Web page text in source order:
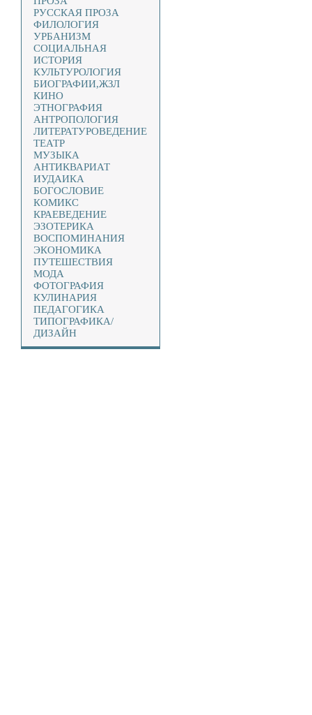
РУССКАЯ ПРОЗА
ФИЛОЛОГИЯ
УРБАНИЗМ
СОЦИАЛЬНАЯ
ИСТОРИЯ
КУЛЬТУРОЛОГИЯ
БИОГРАФИИ,ЖЗЛ
КИНО
ЭТНОГРАФИЯ
АНТРОПОЛОГИЯ
ЛИТЕРАТУРОВЕДЕНИЕ
ТЕАТР
МУЗЫКА
АНТИКВАРИАТ
ИУДАИКА
БОГОСЛОВИЕ
КОМИКС
КРАЕВЕДЕНИЕ
ЭЗОТЕРИКА
ВОСПОМИНАНИЯ
ЭКОНОМИКА
ПУТЕШЕСТВИЯ
МОДА
ФОТОГРАФИЯ
КУЛИНАРИЯ
ПЕДАГОГИКА
ТИПОГРАФИКА/
ДИЗАЙН